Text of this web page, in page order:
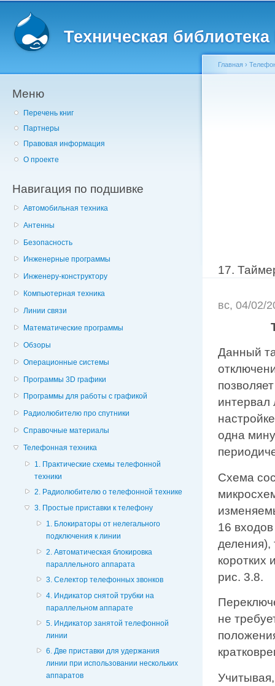
Техническая
Меню
Перечень книг
Партнеры
Правовая информация
О проекте
Навигация по подшивке
Автомобильная техника
Антенны
Безопасность
Инженерные программы
Инженеру-конструктору
Компьютерная техника
Линии связи
Математические программы
Обзоры
Операционные системы
Программы 3D графики
Программы для работы с графикой
Радиолюбителю про спутники
Справочные материалы
Телефонная техника
1. Практические схемы телефонной
техники
2. Радиолюбителю о телефонной технике
3. Простые приставки к телефону
1. Блокираторы от нелегального
подключения к линии
2. Автоматическая блокировка
параллельного аппарата
3. Селектор телефонных звонков
4. Индикатор снятой трубки на
параллельном аппарате
5. Индикатор занятой телефонной
линии
6. Две приставки для удержания
линии при использовании нескольких
аппаратов
Главная ›
17.
вс, 04/02/
Данный
интервал
одна
Схема
16
деления),
коротких
рис. 3.8.
не